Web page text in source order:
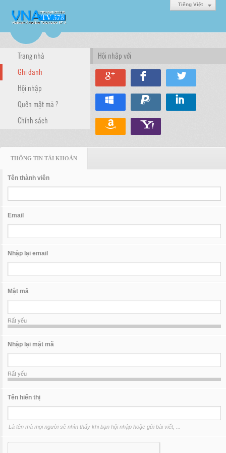
Tiếng Việt
Hội nhập với
Trang nhà
Ghi danh
Hội nhập
Quên mật mã ?
Chính sách
THÔNG TIN TÀI KHOẢN
Tên thành viên
Email
Nhập lại email
Mật mã
Rất yếu
Nhập lại mật mã
Rất yếu
Tên hiển thị
Là tên mà mọi người sẽ nhìn thấy khi bạn hội nhập hoặc gửi bài viết, ...